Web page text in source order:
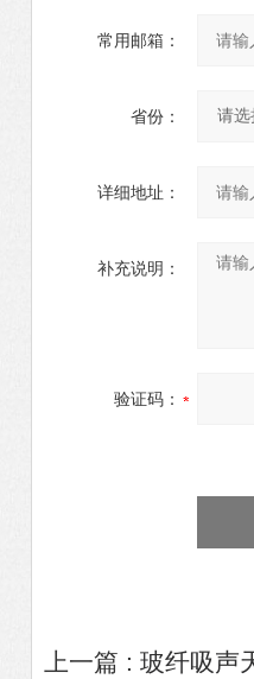
常用邮箱：
省份：
详细地址：
补充说明：
验证码：
上一篇 : 玻纤吸声